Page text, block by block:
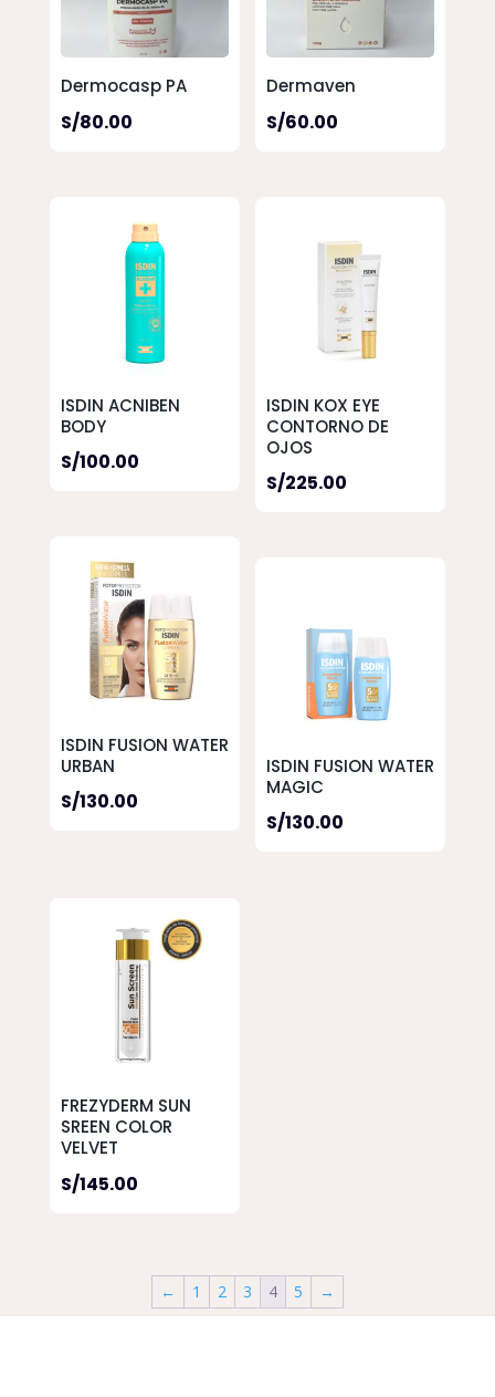
Dermocasp PA
S/80.00
Dermaven
S/60.00
ISDIN ACNIBEN
BODY
S/100.00
ISDIN KOX EYE
CONTORNO DE
OJOS
S/225.00
ISDIN FUSION WATER
URBAN
S/130.00
ISDIN FUSION WATER
MAGIC
S/130.00
FREZYDERM SUN
SREEN COLOR
VELVET
S/145.00
← 1 2 3 4 5 →